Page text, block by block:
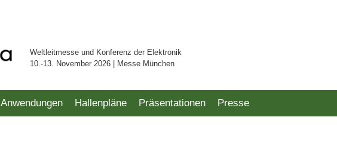
Weltleitmesse und Konferenz der Elektronik
10.-13. November 2026 | Messe München
Anwendungen Hallenpläne Präsentationen Presse